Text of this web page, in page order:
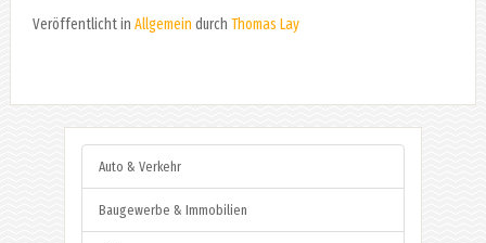
Veröffentlicht in Allgemein durch Thomas Lay
Auto & Verkehr
Baugewerbe & Immobilien